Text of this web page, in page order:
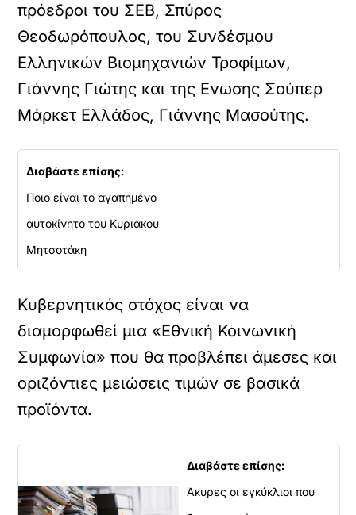
πρόεδροι του ΣΕΒ, Σπύρος
Θεοδωρόπουλος, του Συνδέσμου
Ελληνικών Βιομηχανιών Τροφίμων,
Γιάννης Γιώτης και της Ενωσης Σούπερ
Μάρκετ Ελλάδος, Γιάννης Μασούτης.
Διαβάστε επίσης:
Ποιο είναι το αγαπημένο
αυτοκίνητο του Κυριάκου
Μητσοτάκη
Κυβερνητικός στόχος είναι να
διαμορφωθεί μια «Εθνική Κοινωνική
Συμφωνία» που θα προβλέπει άμεσες και
οριζόντιες μειώσεις τιμών σε βασικά
προϊόντα.
Διαβάστε επίσης:
Άκυρες οι εγκύκλιοι που